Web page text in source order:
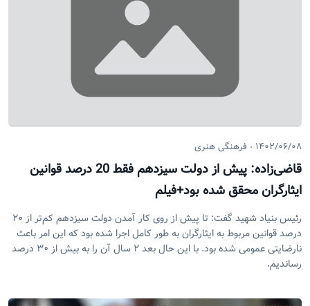
۱۴۰۲/۰۶/۰۸ فرهنگی هنری
قاضی‌زاده: پیش از دولت سیزدهم فقط 20 درصد قوانین
ایثارگران محقق شده بود+فیلم
رئیس بنیاد شهید گفت: تا پیش از روی کار آمدن دولت سیزدهم کم‌تر از ۲۰
درصد قوانین مربوط به ایثارگران به طور کامل اجرا شده بود که این امر باعث
نارضایتی عمومی شده بود. با این حال بعد ۲ سال آن را به بیش از ۳۰ درصد
رساندیم.